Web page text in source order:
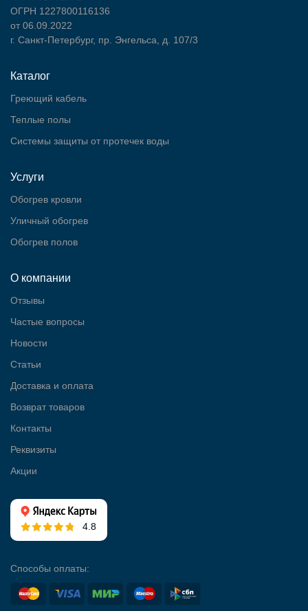
ОГРН 1227800116136
от 06.09.2022
г. Санкт-Петербург, пр. Энгельса, д. 107/3
Каталог
Греющий кабель
Теплые полы
Cистемы защиты от протечек воды
Услуги
Обогрев кровли
Уличный обогрев
Обогрев полов
О компании
Отзывы
Частые вопросы
Новости
Статьи
Доставка и оплата
Возврат товаров
Контакты
Реквизиты
Акции
4.8
Способы оплаты: